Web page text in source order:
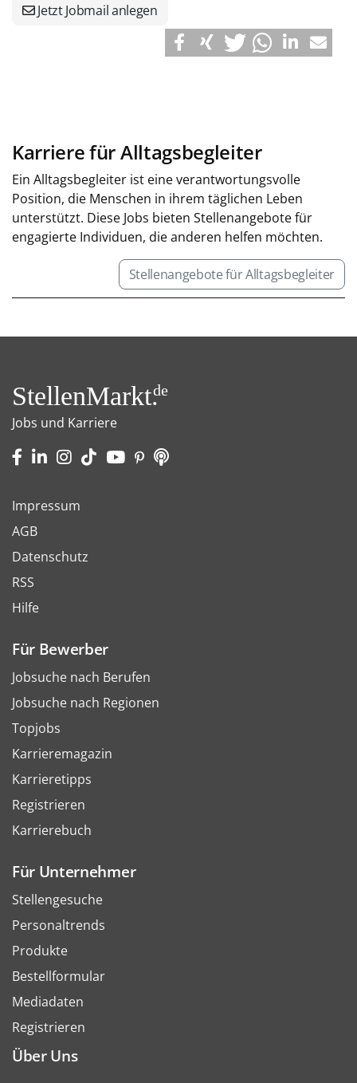
Jetzt Jobmail anlegen
Karriere für Alltagsbegleiter
Ein Alltagsbegleiter ist eine verantwortungsvolle
Position, die Menschen in ihrem täglichen Leben
unterstützt. Diese Jobs bieten Stellenangebote für
engagierte Individuen, die anderen helfen möchten.
Stellenangebote für Alltagsbegleiter
StellenMarkt.de
Jobs und Karriere
Impressum
AGB
Datenschutz
RSS
Hilfe
Für Bewerber
Jobsuche nach Berufen
Jobsuche nach Regionen
Topjobs
Karrieremagazin
Karrieretipps
Registrieren
Karrierebuch
Für Unternehmer
Stellengesuche
Personaltrends
Produkte
Bestellformular
Mediadaten
Registrieren
Über Uns